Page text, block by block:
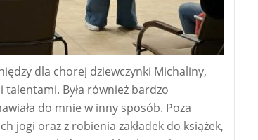
dla chorej dziewczynki Michaliny,
Była również bardzo
do mnie w inny sposób. Poza
jogi oraz z robienia zakładek do książek,